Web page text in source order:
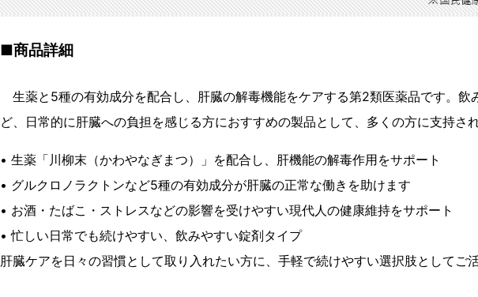
■商品詳細
生薬と5種の有効成分を配合し、肝臓の解毒機能をケアする第2類医薬品です。飲
ど、日常的に肝臓への負担を感じる方におすすめの製品として、多くの方に支持され
• 生薬「川柳末（かわやなぎまつ）」を配合し、肝機能の解毒作用をサポート
• グルクロノラクトンなど5種の有効成分が肝臓の正常な働きを助けます
• お酒・たばこ・ストレスなどの影響を受けやすい現代人の健康維持をサポート
• 忙しい日常でも続けやすい、飲みやすい錠剤タイプ
肝臓ケアを日々の習慣として取り入れたい方に、手軽で続けやすい選択肢としてご